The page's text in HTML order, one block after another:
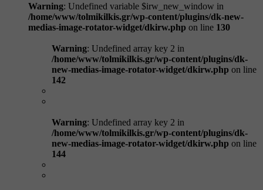
Warning: Undefined variable $irw_new_window in
/home/www/tolmikilkis.gr/wp-content/plugins/dk-new-
medias-image-rotator-widget/dkirw.php on line 130
Warning: Undefined array key 2 in
/home/www/tolmikilkis.gr/wp-content/plugins/dk-
new-medias-image-rotator-widget/dkirw.php on line
142
Warning: Undefined array key 2 in
/home/www/tolmikilkis.gr/wp-content/plugins/dk-
new-medias-image-rotator-widget/dkirw.php on line
144